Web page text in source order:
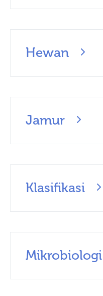
Hewan
Jamur
Klasifikasi
Mikrobiologi